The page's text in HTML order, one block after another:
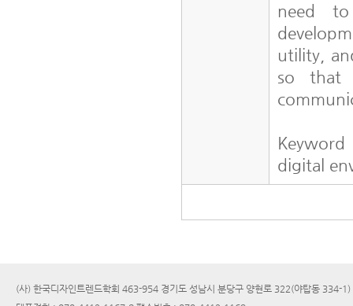
need
utility,
so that
Keyword
digital
(사) 한국디자인트렌드학회 463-954 경기도 성남시 분당구 양현로 322(야탑동 334-